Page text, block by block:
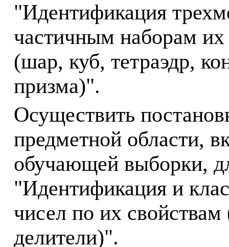
"Идентификация
частичным наборам
(шар, куб, тетраэдр,
призма)".
Осуществить
предметной области,
обучающей выборки,
"Идентификация и
чисел по их
делители)".